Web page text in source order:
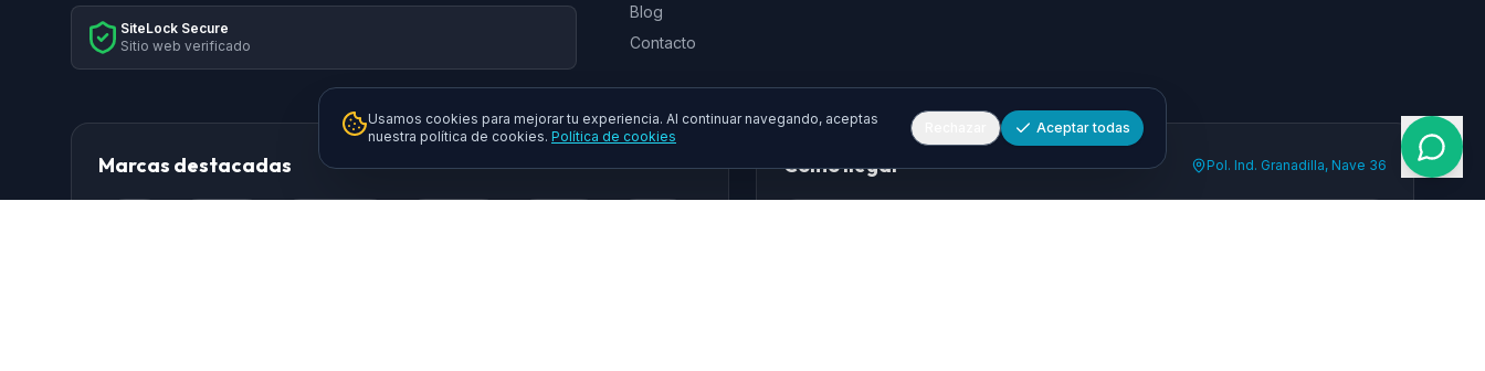
SiteLock Secure
Sitio web verificado
Blog
Contacto
Marcas destacadas Cómo llegar Pol. Ind. Granadilla, Nave 36
Usamos cookies para mejorar tu experiencia. Al continuar navegando, aceptas
nuestra política de cookies. Política de cookies
Aceptar todas